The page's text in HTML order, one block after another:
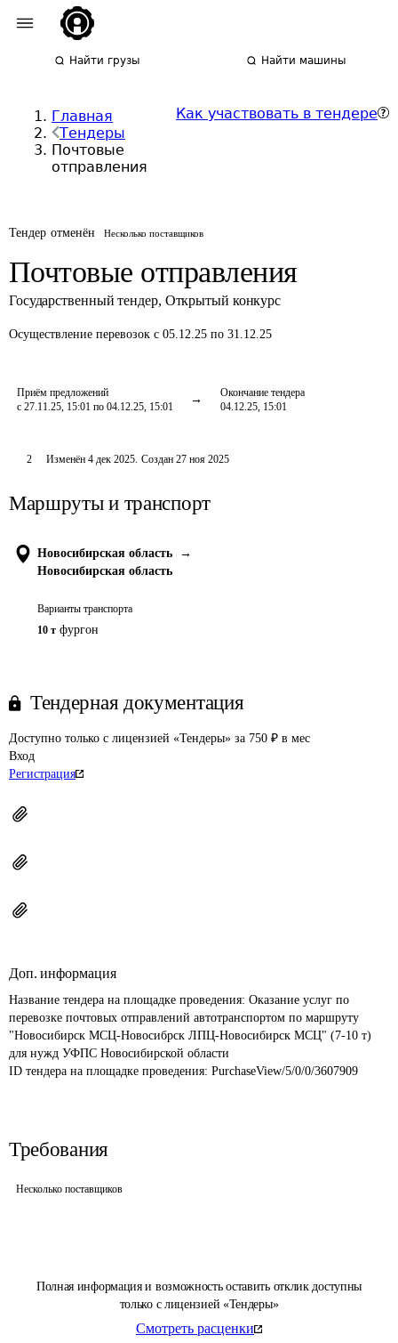
Найти грузы Найти машины
Главная
Тендеры
Почтовые
отправления
Как участвовать в тендере
Тендер отменён Несколько поставщиков
Почтовые отправления
Государственный тендер, Открытый конкурс
Осуществление перевозок с 05.12.25 по 31.12.25
Приём предложений
с 27.11.25, 15:01 по 04.12.25, 15:01
Окончание тендера
04.12.25, 15:01
Полная информация и возможность оставить отклик доступны
только с лицензией «Тендеры»
Смотреть расценки
2 Изменён 4 дек 2025. Создан 27 ноя 2025
Маршруты и транспорт
Новосибирская область
→
Новосибирская область
Варианты транспорта
10 т фургон
Тендерная документация
Доступно только с лицензией «Тендеры» за 750 ₽ в мес
Вход
Регистрация
Доп. информация
Название тендера на площадке проведения: Оказание услуг по
перевозке почтовых отправлений автотранспортом по маршруту
"Новосибирск МСЦ-Новосибрск ЛПЦ-Новосибирск МСЦ" (7-10 т)
для нужд УФПС Новосибирской области
ID тендера на площадке проведения: PurchaseView/5/0/0/3607909
Требования
Несколько поставщиков